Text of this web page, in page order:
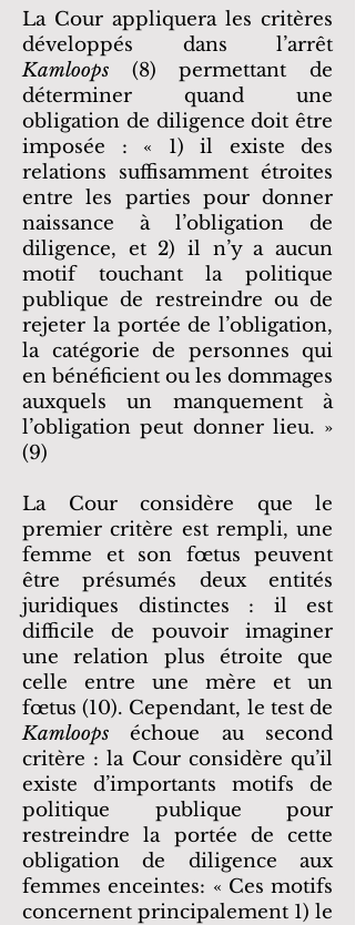
La Cour appliquera les critères
développés dans l’arrêt
Kamloops (8) permettant de
déterminer quand une
obligation de diligence doit être
imposée : « 1) il existe des
relations suffisamment étroites
entre les parties pour donner
naissance à l’obligation de
diligence, et 2) il n’y a aucun
motif touchant la politique
publique de restreindre ou de
rejeter la portée de l’obligation,
la catégorie de personnes qui
en bénéficient ou les dommages
auxquels un manquement à
l’obligation peut donner lieu. »
(9)
La Cour considère que le
premier critère est rempli, une
femme et son fœtus peuvent
être présumés deux entités
juridiques distinctes : il est
difficile de pouvoir imaginer
une relation plus étroite que
celle entre une mère et un
fœtus (10). Cependant, le test de
Kamloops échoue au second
critère : la Cour considère qu’il
existe d’importants motifs de
politique publique pour
restreindre la portée de cette
obligation de diligence aux
femmes enceintes: « Ces motifs
concernent principalement 1) le